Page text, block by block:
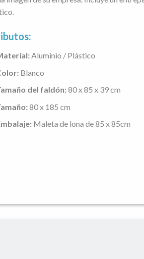
Aluminio / Plástico
Blanco
del faldón: 80 x 85 x 39 cm
80 x 185 cm
Maleta de lona de 85 x 85cm